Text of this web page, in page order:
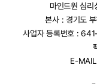
마인드원 심리
본사 : 경기도
사업자 등록번호 :
E-